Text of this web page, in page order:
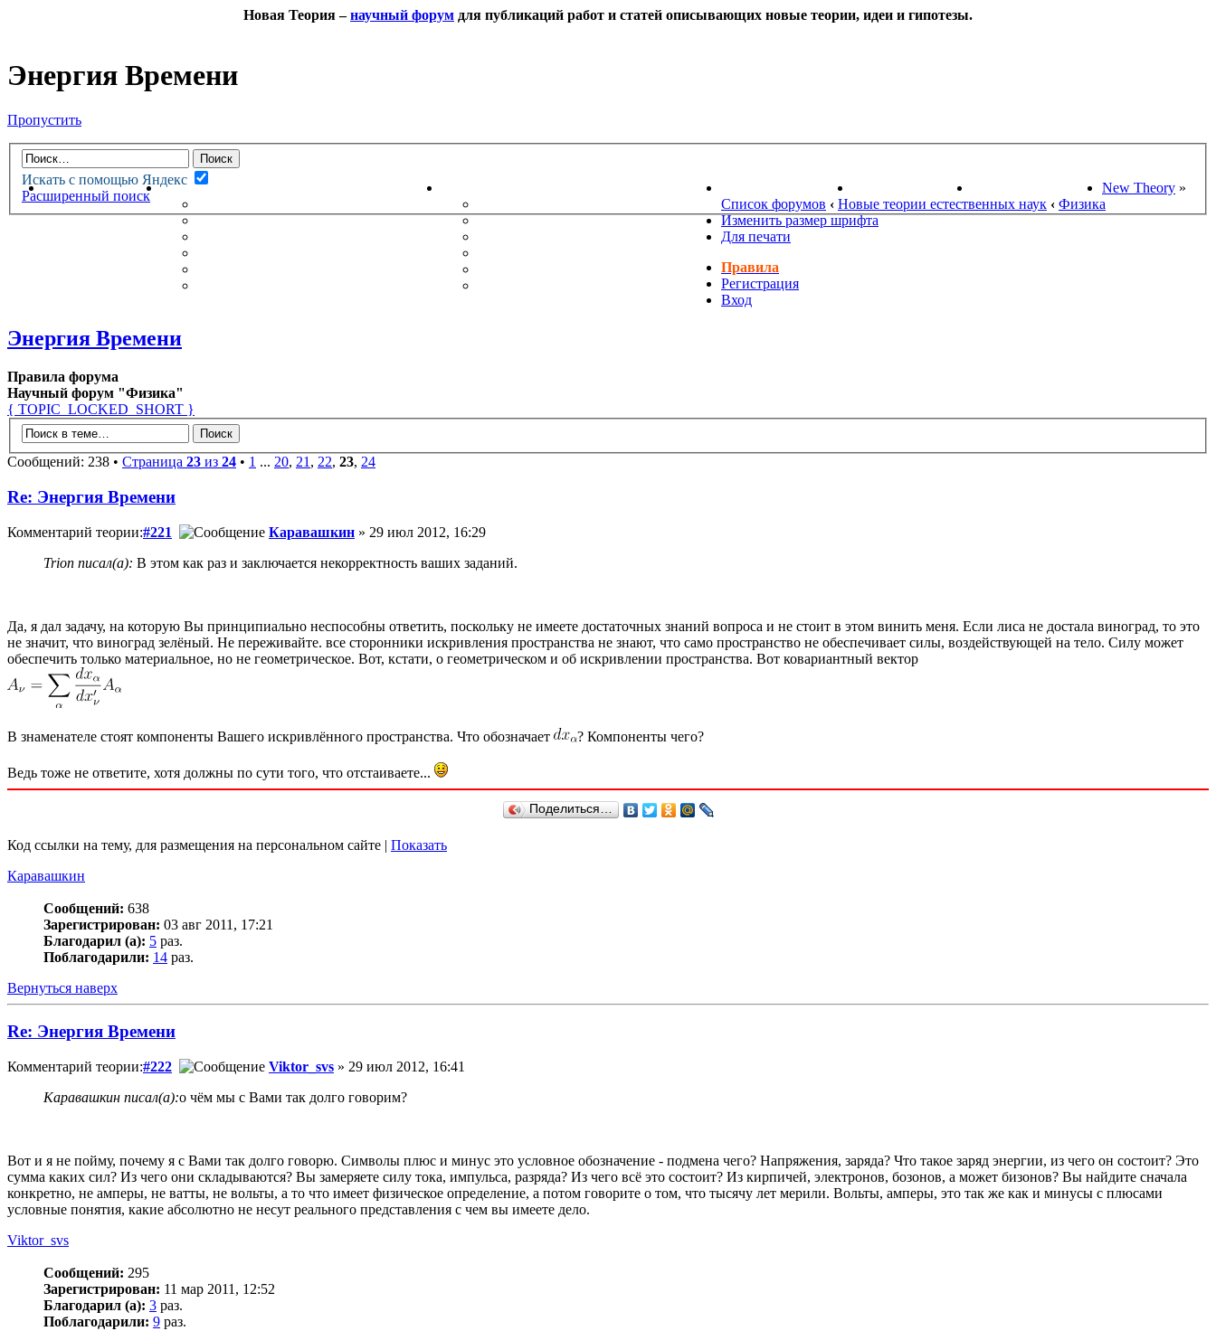
Новая Теория –научный форум для публикаций работ и статей описывающих новые теории, идеи и гипотезы.
Энергия Времени
Пропустить
Искать с помощью Яндекс
Расширенный поиск
НОВАЯ ТЕОРИЯФОРУМ
НЕПРОЧИТАННЫЕ СООБЩЕНИЯ
ПОЖЕЛАНИЯ
НОВОСТИ НАУКИ ПОИСК ТЕОРИЙ СТАРЫЙ ПОРТАЛ New Theory »
Список форумов ‹ Новые теории естественных наук ‹ Физика
Изменить размер шрифта
Для печати
Правила
Регистрация
Вход
Энергия Времени
Правила форума
Научный форум "Физика"
{ TOPIC_LOCKED_SHORT }
Сообщений: 238 • Страница 23 из 24 • 1 ... 20, 21, 22, 23, 24
Re: Энергия Времени
Комментарий теории:#221 Каравашкин » 29 июл 2012, 16:29
Trion писал(а): В этом как раз и заключается некорректность ваших заданий.
Да, я дал задачу, на которую Вы принципиально неспособны ответить, поскольку не имеете достаточных знаний вопроса и не стоит в этом винить меня. Если лиса не достала виноград, то это
не значит, что виноград зелёный. Не переживайте. все сторонники искривления пространства не знают, что само пространство не обеспечивает силы, воздействующей на тело. Силу может
обеспечить только материальное, но не геометрическое. Вот, кстати, о геометрическом и об искривлении пространства. Вот ковариантный вектор
В знаменателе стоят компоненты Вашего искривлённого пространства. Что обозначает ? Компоненты чего?
Ведь тоже не ответите, хотя должны по сути того, что отстаиваете...
Поделиться…
Код ссылки на тему, для размещения на персональном сайте | Показать
Каравашкин
Сообщений: 638
Зарегистрирован: 03 авг 2011, 17:21
Благодарил (а): 5 раз.
Поблагодарили: 14 раз.
Вернуться наверх
Re: Энергия Времени
Комментарий теории:#222 Viktor_svs » 29 июл 2012, 16:41
Каравашкин писал(а):о чём мы с Вами так долго говорим?
Вот и я не пойму, почему я с Вами так долго говорю. Символы плюс и минус это условное обозначение - подмена чего? Напряжения, заряда? Что такое заряд энергии, из чего он состоит? Это
сумма каких сил? Из чего они складываются? Вы замеряете силу тока, импульса, разряда? Из чего всё это состоит? Из кирпичей, электронов, бозонов, а может бизонов? Вы найдите сначала
конкретно, не амперы, не ватты, не вольты, а то что имеет физическое определение, а потом говорите о том, что тысячу лет мерили. Вольты, амперы, это так же как и минусы с плюсами
условные понятия, какие абсолютно не несут реального представления с чем вы имеете дело.
Viktor_svs
Сообщений: 295
Зарегистрирован: 11 мар 2011, 12:52
Благодарил (а): 3 раз.
Поблагодарили: 9 раз.